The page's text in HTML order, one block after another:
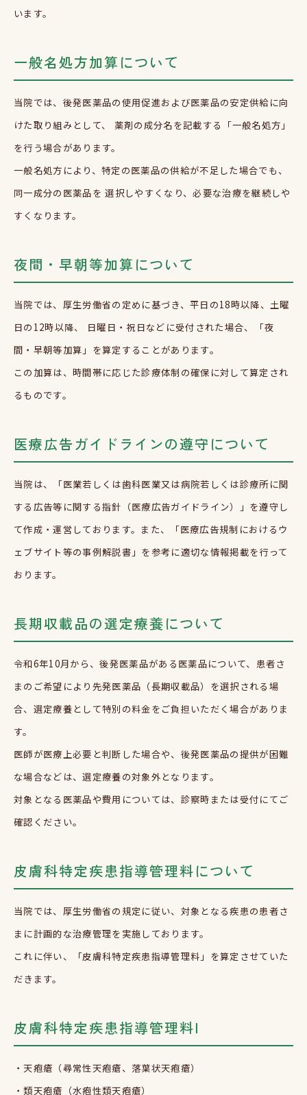
います。
一般名処方加算について
当院では、後発医薬品の使用促進および医薬品の安定供給に向
けた取り組みとして、 薬剤の成分名を記載する「一般名処方」
を行う場合があります。
一般名処方により、特定の医薬品の供給が不足した場合でも、
同一成分の医薬品を 選択しやすくなり、必要な治療を継続しや
すくなります。
夜間・早朝等加算について
当院では、厚生労働省の定めに基づき、平日の18時以降、土曜
日の 12時以降、 日曜日・祝日などに受付された場合、「夜
間・早朝等加算」を算定することがあります。
この加算は、時間帯に応じた診療体制の確保に対して算定され
るものです。
医療広告ガイドラインの遵守について
当院は、「医業若しくは歯科医業又は病院若しくは診療所に関
する広告等に関する指針（医療広告ガイドライン）」を遵守し
て作成・運営しております。また、「医療広告規制におけるウ
ェブサイト等の事例解説書」を参考に適切な情報掲載を行って
おります。
長期収載品の選定療養について
令和6年10月から、後発医薬品がある医薬品について、患者さ
まのご希望により先発医薬品（長期収載品）を選択される場
合、選定療養として特別の料金をご負担いただく場合がありま
す。
医師が医療上必要と判断した場合や、後発医薬品の提供が困難
な場合などは、選定療養の対象外となります。
対象となる医薬品や費用については、診察時または受付にてご
確認ください。
皮膚科特定疾患指導管理料について
当院では、厚生労働省の規定に従い、対象となる疾患の患者さ
まに計画的な治療管理を実施しております。
これに伴い、「皮膚科特定疾患指導管理料」を算定させていた
だきます。
皮膚科特定疾患指導管理料Ⅰ
・天疱瘡（尋常性天疱瘡、落葉状天疱瘡）
・類天疱瘡（水疱性類天疱瘡）